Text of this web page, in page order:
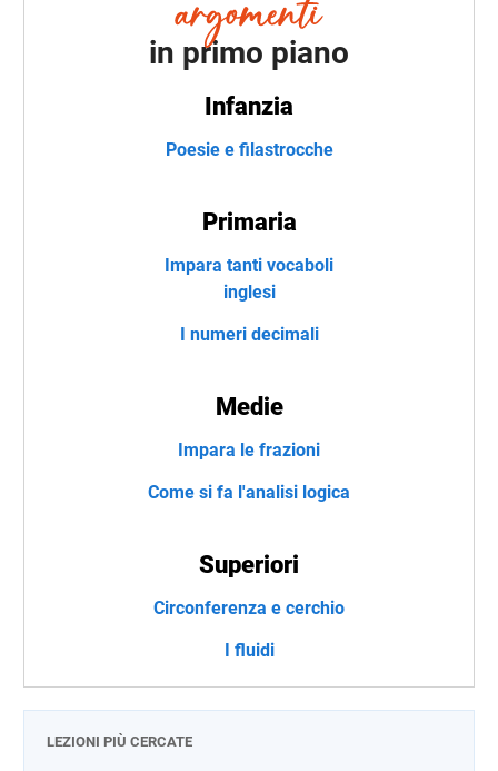
in primo piano
Infanzia
Poesie e filastrocche
Primaria
Impara tanti vocaboli
inglesi
I numeri decimali
Medie
Impara le frazioni
Come si fa l'analisi logica
Superiori
Circonferenza e cerchio
I fluidi
LEZIONI PIÙ CERCATE